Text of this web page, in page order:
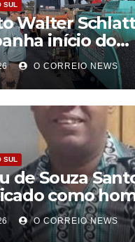
SUL
Walter
início do
e pede
da
do Sul
O CORREIO NEWS
SUL
de Souza
como
morto em
O CORREIO NEWS